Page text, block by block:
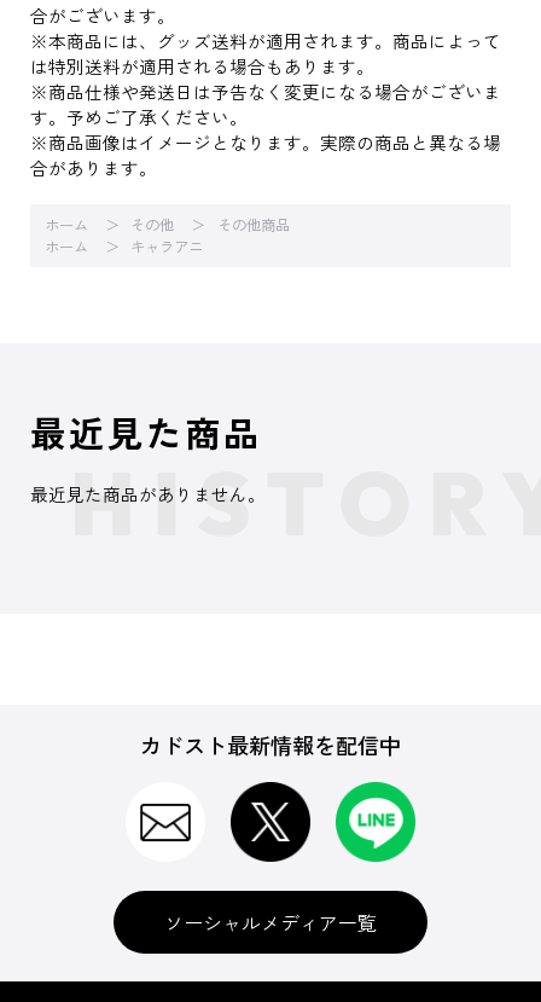
合がございます。
※本商品には、グッズ送料が適用されます。商品によって
は特別送料が適用される場合もあります。
※商品仕様や発送日は予告なく変更になる場合がございま
す。予めご了承ください。
※商品画像はイメージとなります。実際の商品と異なる場
合があります。
ホーム その他
その他商品
ホーム
キャラアニ
最近見た商品
最近見た商品がありません。
カドスト最新情報を配信中
ソーシャルメディア一覧